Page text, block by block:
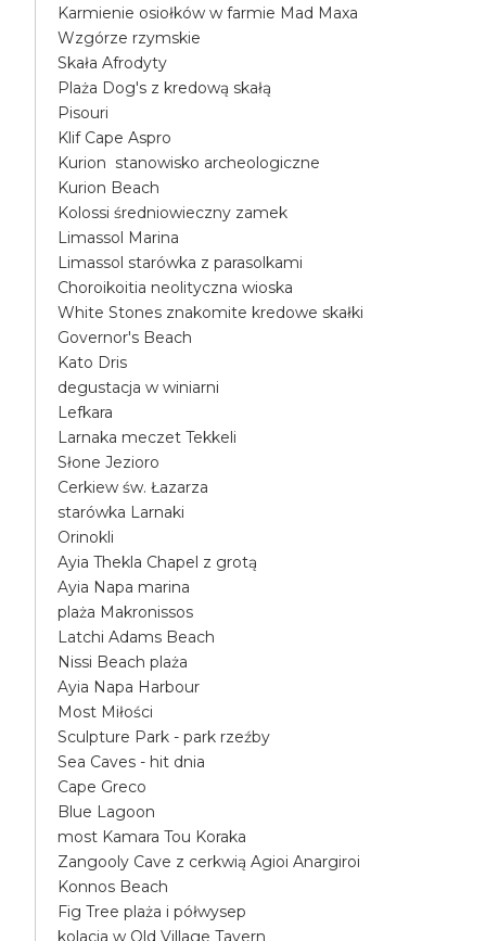
Karmienie osiołków w farmie Mad Maxa
Wzgórze rzymskie
Skała Afrodyty
Plaża Dog's z kredową skałą
Pisouri
Klif Cape Aspro
Kurion stanowisko archeologiczne
Kurion Beach
Kolossi średniowieczny zamek
Limassol Marina
Limassol starówka z parasolkami
Choroikoitia neolityczna wioska
White Stones znakomite kredowe skałki
Governor's Beach
Kato Dris
degustacja w winiarni
Lefkara
Larnaka meczet Tekkeli
Słone Jezioro
Cerkiew św. Łazarza
starówka Larnaki
Orinokli
Ayia Thekla Chapel z grotą
Ayia Napa marina
plaża Makronissos
Latchi Adams Beach
Nissi Beach plaża
Ayia Napa Harbour
Most Miłości
Sculpture Park - park rzeźby
Sea Caves - hit dnia
Cape Greco
Blue Lagoon
most Kamara Tou Koraka
Zangooly Cave z cerkwią Agioi Anargiroi
Konnos Beach
Fig Tree plaża i półwysep
kolacja w Old Village Tavern